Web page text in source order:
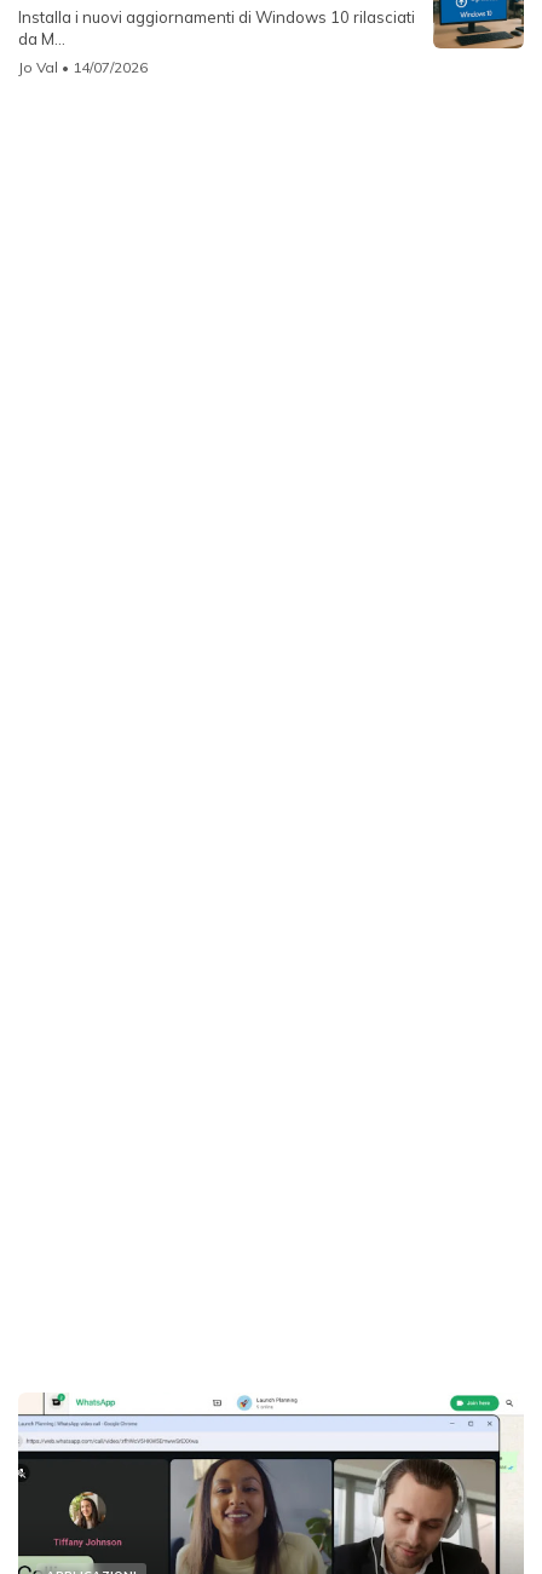
Installa i nuovi aggiornamenti di Windows 10 rilasciati
da M...
Jo Val • 14/07/2026